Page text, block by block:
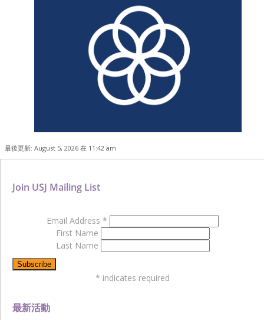
最後更新: August 5, 2026 在 11:42 am
最新活動
Join USJ Mailing List
Email Address *
First Name
Last Name
* indicates required